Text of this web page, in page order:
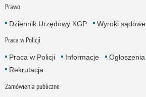
Prawo
Dziennik Urzędowy KGP Wyroki sądowe
Praca w Policji
Praca w Policji Informacje Ogłoszenia
Rekrutacja
Zamówienia publiczne